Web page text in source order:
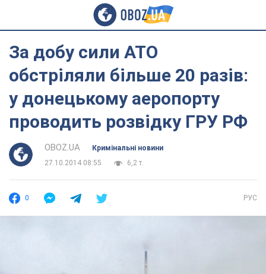
За добу сили АТО
обстріляли більше 20 разів:
у донецькому аеропорту
проводить розвідку ГРУ РФ
OBOZ.UA
Кримінальні новини
27.10.2014 08:55
6,2 т.
0 РУС